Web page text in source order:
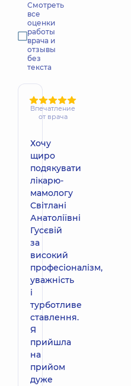
Смотреть
все
оценки
работы
врача и
отзывы
без
текста
Впечатление
от врача
Хочу
щиро
подякувати
лікарю-
мамологу
Світлані
Анатоліївні
Гусєвій
за
високий
професіоналізм,
уважність
і
турботливе
ставлення.
Я
прийшла
на
прийом
дуже